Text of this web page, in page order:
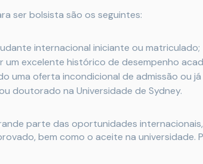
ser bolsista são os seguintes:
internacional iniciante ou matriculado;
um excelente histórico de desempenho
uma oferta incondicional de admissão ou
doutorado na Universidade de Sydney.
parte das oportunidades
bem como o aceite na